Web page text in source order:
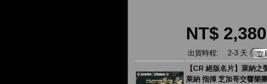
NT$ 2,380
出貨時程:
2-3 天
【CR 絕版名片】萊納之
萊納 指揮 芝加哥交響樂